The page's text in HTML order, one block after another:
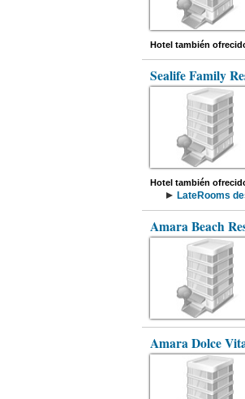
Hotel también
Sealife Family
Hotel también
LateRooms
Amara Beach
Amara Dolce